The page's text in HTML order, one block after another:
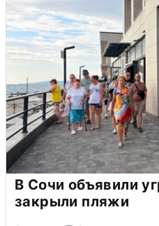
В Сочи объявили
закрыли пляжи